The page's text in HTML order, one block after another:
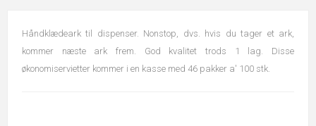
Håndklædeark til dispenser. Nonstop, dvs. hvis du tager et ark,
kommer næste ark frem. God kvalitet trods 1 lag. Disse
økonomiservietter kommer i en kasse med 46 pakker a' 100 stk.